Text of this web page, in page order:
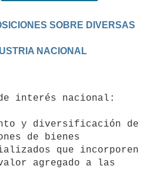
SOBRE DIVERSAS
NACIONAL
de bienes
agregado a las